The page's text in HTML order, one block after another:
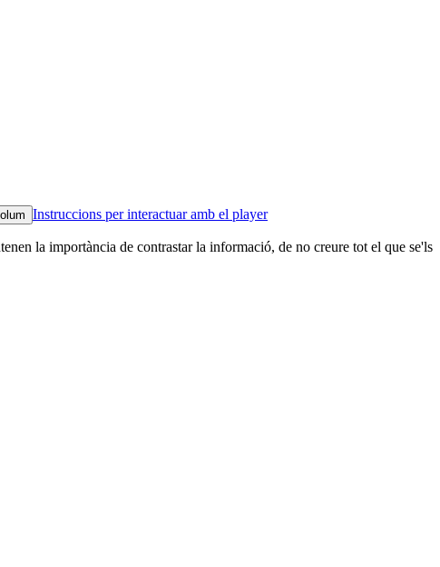
Instruccions per interactuar amb el player
la importància de contrastar la informació, de no creure tot el que se'ls